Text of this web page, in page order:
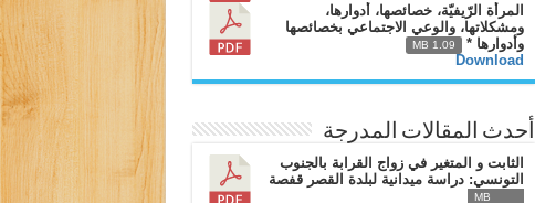
المرأة الرّيفيّة، خصائصها، أدوارها،
ومشكلاتها، والوعي الاجتماعي بخصائصها
وأدوارها * 1.09 MB
Download
أحدث المقالات المدرجة
الثابت و المتغير في زواج القرابة بالجنوب
التونسي: دراسة ميدانية لبلدة القصر قفصة